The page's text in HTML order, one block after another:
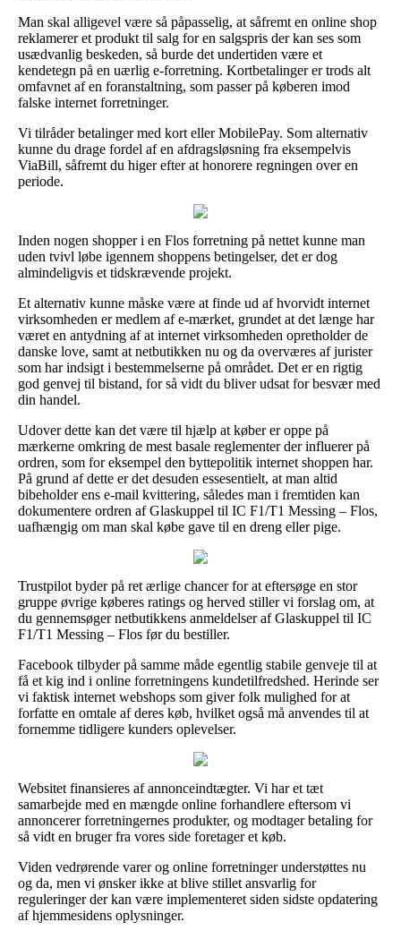
Man skal alligevel være så påpasselig, at såfremt en online shop
reklamerer et produkt til salg for en salgspris der kan ses som
usædvanlig beskeden, så burde det undertiden være et
kendetegn på en uærlig e-forretning. Kortbetalinger er trods alt
omfavnet af en foranstaltning, som passer på køberen imod
falske internet forretninger.
Vi tilråder betalinger med kort eller MobilePay. Som alternativ
kunne du drage fordel af en afdragsløsning fra eksempelvis
ViaBill, såfremt du higer efter at honorere regningen over en
periode.
Inden nogen shopper i en Flos forretning på nettet kunne man
uden tvivl løbe igennem shoppens betingelser, det er dog
almindeligvis et tidskrævende projekt.
Et alternativ kunne måske være at finde ud af hvorvidt internet
virksomheden er medlem af e-mærket, grundet at det længe har
været en antydning af at internet virksomheden opretholder de
danske love, samt at netbutikken nu og da overværes af jurister
som har indsigt i bestemmelserne på området. Det er en rigtig
god genvej til bistand, for så vidt du bliver udsat for besvær med
din handel.
Udover dette kan det være til hjælp at køber er oppe på
mærkerne omkring de mest basale reglementer der influerer på
ordren, som for eksempel den byttepolitik internet shoppen har.
På grund af dette er det desuden essesentielt, at man altid
bibeholder ens e-mail kvittering, således man i fremtiden kan
dokumentere ordren af Glaskuppel til IC F1/T1 Messing – Flos,
uafhængig om man skal købe gave til en dreng eller pige.
Trustpilot byder på ret ærlige chancer for at eftersøge en stor
gruppe øvrige køberes ratings og herved stiller vi forslag om, at
du gennemsøger netbutikkens anmeldelser af Glaskuppel til IC
F1/T1 Messing – Flos før du bestiller.
Facebook tilbyder på samme måde egentlig stabile genveje til at
få et kig ind i online forretningens kundetilfredshed. Herinde ser
vi faktisk internet webshops som giver folk mulighed for at
forfatte en omtale af deres køb, hvilket også må anvendes til at
fornemme tidligere kunders oplevelser.
Websitet finansieres af annonceindtægter. Vi har et tæt
samarbejde med en mængde online forhandlere eftersom vi
annoncerer forretningernes produkter, og modtager betaling for
så vidt en bruger fra vores side foretager et køb.
Viden vedrørende varer og online forretninger understøttes nu
og da, men vi ønsker ikke at blive stillet ansvarlig for
reguleringer der kan være implementeret siden sidste opdatering
af hjemmesidens oplysninger.